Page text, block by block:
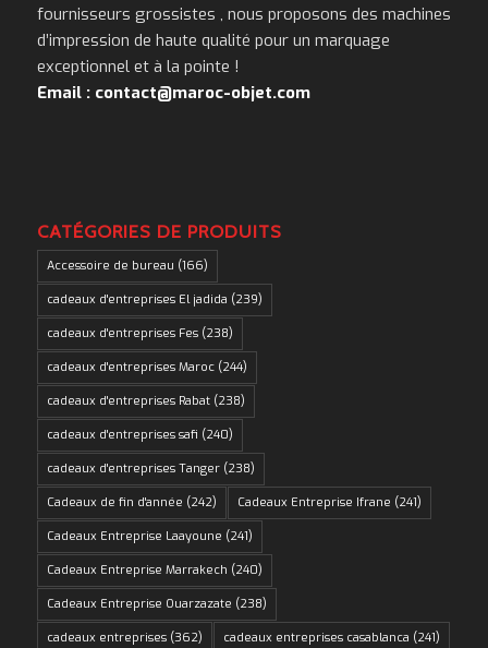
fournisseurs grossistes , nous proposons des machines
d’impression de haute qualité pour un marquage
exceptionnel et à la pointe !
Email : contact@maroc-objet.com
CATÉGORIES DE PRODUITS
Accessoire de bureau (166)
cadeaux d'entreprises El jadida (239)
cadeaux d'entreprises Fes(238)
cadeaux d'entreprises Maroc(244)
cadeaux d'entreprises Rabat(238)
cadeaux d'entreprises safi (240)
cadeaux d'entreprises Tanger(238)
Cadeaux de fin d'année (242) Cadeaux Entreprise Ifrane (241)
Cadeaux Entreprise Laayoune (241)
Cadeaux Entreprise Marrakech (240)
Cadeaux Entreprise Ouarzazate (238)
cadeaux entreprises(362) cadeaux entreprises casablanca (241)